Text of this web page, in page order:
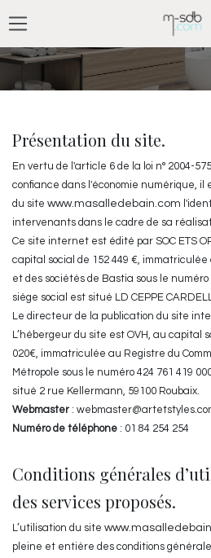
Présentation du site.
En vertu de l'article 6 de la loi n° 2004-
confiance dans l'économie numérique,
du site www.masalledebain.com
intervenants dans le cadre de sa
Ce site internet est édité par SOC ETS
capital social de 152 449 €,
et des sociétés de Bastia sous le numéro
siège social est situé LD CEPPE
Le directeur de la publication du site
L’hébergeur du site est OVH, au capital
020€, immatriculée au Registre du
Métropole sous le numéro 424 761 419
situé 2 rue Kellermann, 59100 Roubaix.
Webmaster :
Numéro de téléphone : 01 84 254 254
Conditions générales
des services proposés.
L’utilisation du site
pleine et entière des conditions